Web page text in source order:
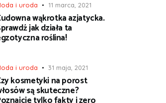
i uroda 11 marca, 2021
wąkrotka azjatycka.
jak działa ta
roślina!
i uroda 31 maja, 2021
kosmetyki na porost
są skuteczne?